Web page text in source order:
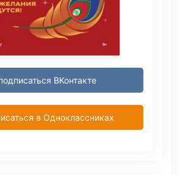
ВКонтакте
в Одноклассниках